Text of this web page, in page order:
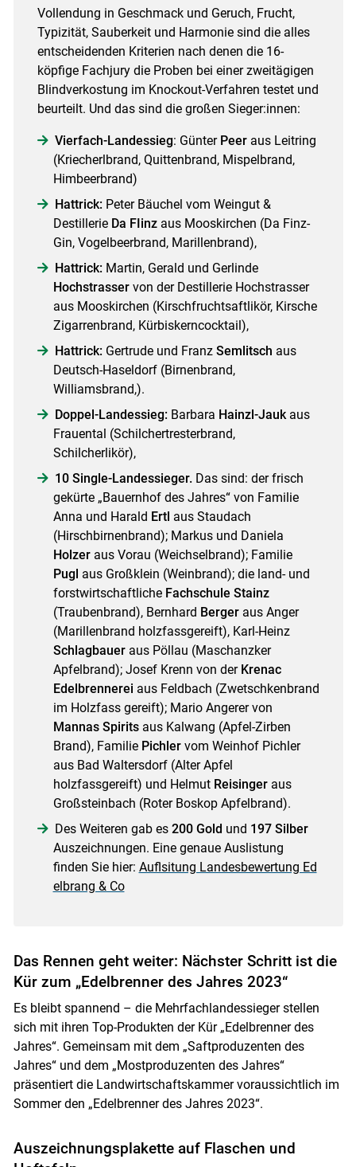
Vollendung in Geschmack und Geruch, Frucht,
Typizität, Sauberkeit und Harmonie sind die alles
entscheidenden Kriterien nach denen die 16-
köpfige Fachjury die Proben bei einer zweitägigen
Blindverkostung im Knockout-Verfahren testet und
beurteilt. Und das sind die großen Sieger:innen:
Vierfach-Landessieg: Günter Peeraus Leitring
(Kriecherlbrand, Quittenbrand, Mispelbrand,
Himbeerbrand)
Hattrick: Peter Bäuchel vom Weingut &
Destillerie Da FIinzaus Mooskirchen (Da Finz-
Gin, Vogelbeerbrand, Marillenbrand),
Hattrick: Martin, Gerald und Gerlinde
Hochstrasservon der Destillerie Hochstrasser
aus Mooskirchen (Kirschfruchtsaftlikör, Kirsche
Zigarrenbrand, Kürbiskerncocktail),
Hattrick: Gertrude und Franz Semlitsch aus
Deutsch-Haseldorf (Birnenbrand,
Williamsbrand,).
Doppel-Landessieg: Barbara Hainzl-Jaukaus
Frauental (Schilchertresterbrand,
Schilcherlikör),
10 Single-Landessieger.Das sind: der frisch
gekürte „Bauernhof des Jahres“ von Familie
Anna und Harald Ertl aus Staudach
(Hirschbirnenbrand); Markus und Daniela
Holzeraus Vorau (Weichselbrand); Familie
Pugl aus Großklein (Weinbrand); die land- und
forstwirtschaftliche Fachschule Stainz
(Traubenbrand), Bernhard Bergeraus Anger
(Marillenbrand holzfassgereift), Karl-Heinz
Schlagbaueraus Pöllau (Maschanzker
Apfelbrand); Josef Krenn von der Krenac
Edelbrennerei aus Feldbach (Zwetschkenbrand
im Holzfass gereift); Mario Angerer von
Mannas Spiritsaus Kalwang (Apfel-Zirben
Brand), Familie Pichlervom Weinhof Pichler
aus Bad Waltersdorf (Alter Apfel
holzfassgereift) und Helmut Reisingeraus
Großsteinbach (Roter Boskop Apfelbrand).
Des Weiteren gab es 200 Gold und 197 Silber
Auszeichnungen. Eine genaue Auslistung
finden Sie hier: Auflsitung Landesbewertung Ed
elbrang & Co
Das Rennen geht weiter: Nächster Schritt ist die
Kür zum „Edelbrenner des Jahres 2023“
Es bleibt spannend – die Mehrfachlandessieger stellen
sich mit ihren Top-Produkten der Kür „Edelbrenner des
Jahres“. Gemeinsam mit dem „Saftproduzenten des
Jahres“ und dem „Mostproduzenten des Jahres“
präsentiert die Landwirtschaftskammer voraussichtlich im
Sommer den „Edelbrenner des Jahres 2023“.
Auszeichnungsplakette auf Flaschen und